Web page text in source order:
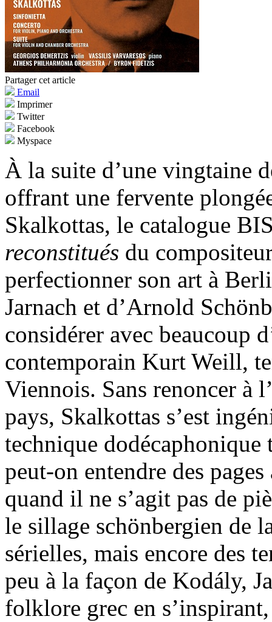
Partager cet article
Email
Imprimer
Twitter
Facebook
Myspace
À la suite d’une vingtaine
offrant une fervente
Skalkottas, le catalogue
reconstitués du
perfectionner son art à
Jarnach et d’Arnold
considérer avec beaucoup
contemporain Kurt Weill,
Viennois. Sans renoncer à
pays, Skalkottas s’est
technique
peut-on entendre des
quand il ne s’agit pas de
le sillage schönbergien de
sérielles, mais encore des
peu à la façon de Kodály,
folklore grec en s’inspirant,